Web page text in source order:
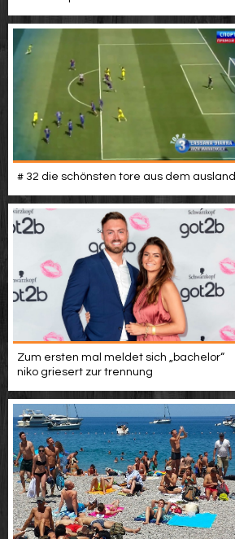
# 32 die schönsten tore aus dem ausland
Zum ersten mal meldet sich „bachelor“
niko griesert zur trennung